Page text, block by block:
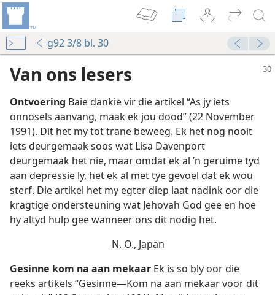
g92 3/8 bl. 30
Van ons lesers
Ontvoering Baie dankie vir die artikel “As jy iets
onnosels aanvang, maak ek jou dood” (22 November
1991). Dit het my tot trane beweeg. Ek het nog nooit
iets deurgemaak soos wat Lisa Davenport
deurgemaak het nie, maar omdat ek al ’n geruime tyd
aan depressie ly, het ek al met tye gevoel dat ek wou
sterf. Die artikel het my egter diep laat nadink oor die
kragtige ondersteuning wat Jehovah God gee en hoe
hy altyd hulp gee wanneer ons dit nodig het.
N. O., Japan
Gesinne kom na aan mekaar Ek is so bly oor die
reeks artikels “Gesinne—Kom na aan mekaar voor dit